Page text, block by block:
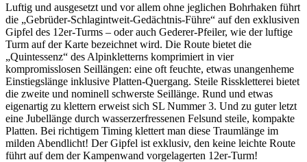
Luftig und ausgesetzt und vor allem ohne jeglichen Bohrhaken führt
die „Gebrüder-Schlagintweit-Gedächtnis-Führe“ auf den exklusiven
Gipfel des 12er-Turms – oder auch Gederer-Pfeiler, wie der luftige
Turm auf der Karte bezeichnet wird. Die Route bietet die
„Quintessenz“ des Alpinkletterns komprimiert in vier
kompromisslosen Seillängen: eine oft feuchte, etwas unangenheme
Einstiegslänge inklusive Platten-Quergang. Steile Risskletterei bietet
die zweite und nominell schwerste Seillänge. Rund und etwas
eigenartig zu klettern erweist sich SL Nummer 3. Und zu guter letzt
eine Jubellänge durch wasserzerfressenen Felsund steile, kompakte
Platten. Bei richtigem Timing klettert man diese Traumlänge im
milden Abendlicht! Der Gipfel ist exklusiv, den keine leichte Route
führt auf dem der Kampenwand vorgelagerten 12er-Turm!